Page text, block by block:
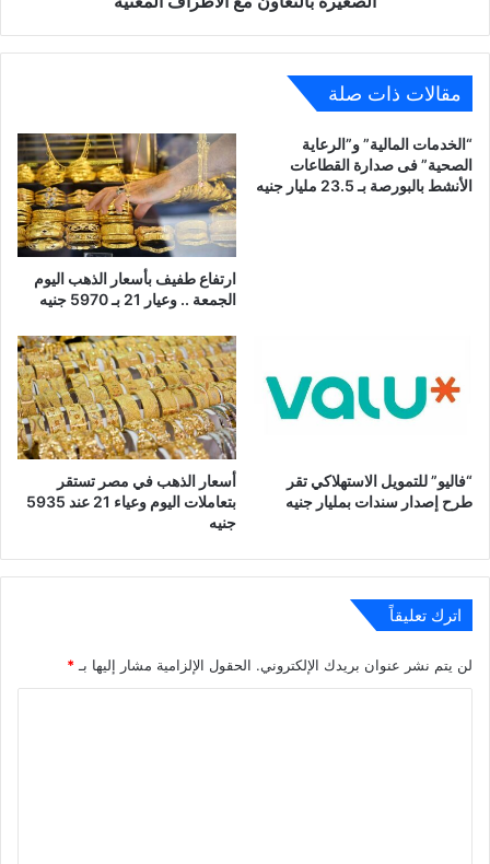
مقالات ذات صلة
“الخدمات المالية” و”الرعاية
الصحية” فى صدارة القطاعات
الأنشط بالبورصة بـ 23.5 مليار جنيه
ارتفاع طفيف بأسعار الذهب اليوم
الجمعة .. وعيار 21 بـ 5970 جنيه
“فاليو” للتمويل الاستهلاكي تقر
طرح إصدار سندات بمليار جنيه
أسعار الذهب في مصر تستقر
بتعاملات اليوم وعياء 21 عند 5935
جنيه
اترك تعليقاً
لن يتم نشر عنوان بريدك الإلكتروني. الحقول الإلزامية مشار إليها بـ *